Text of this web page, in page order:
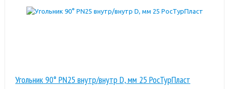
Угольник 90° PN25 внутр/внутр D, мм 25 РосТурПласт